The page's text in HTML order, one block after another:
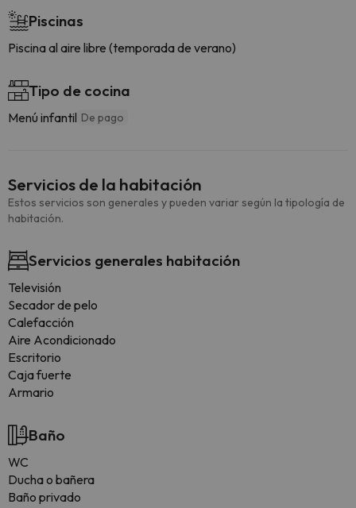
Piscinas
Piscina al aire libre (temporada de verano)
Tipo de cocina
Menú infantil De pago
Servicios de la habitación
Estos servicios son generales y pueden variar según la tipología de
habitación.
Servicios generales habitación
Televisión
Secador de pelo
Calefacción
Aire Acondicionado
Escritorio
Caja fuerte
Armario
Baño
WC
Ducha o bañera
Baño privado